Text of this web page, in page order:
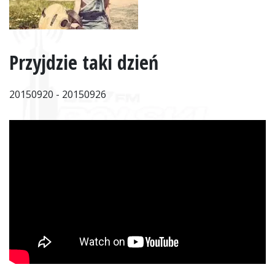
Przyjdzie taki dzień
20150920 - 20150926